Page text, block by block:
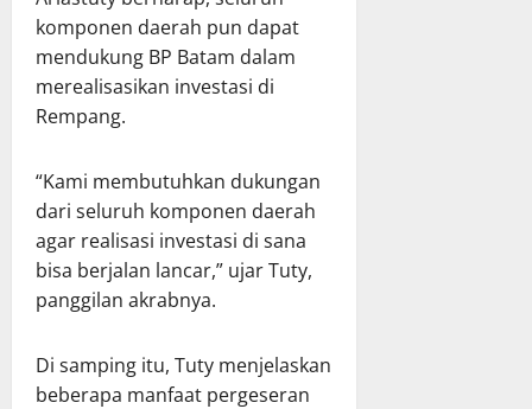
komponen daerah pun dapat
mendukung BP Batam dalam
merealisasikan investasi di
Rempang.
“Kami membutuhkan dukungan
dari seluruh komponen daerah
agar realisasi investasi di sana
bisa berjalan lancar,” ujar Tuty,
panggilan akrabnya.
Di samping itu, Tuty menjelaskan
beberapa manfaat pergeseran